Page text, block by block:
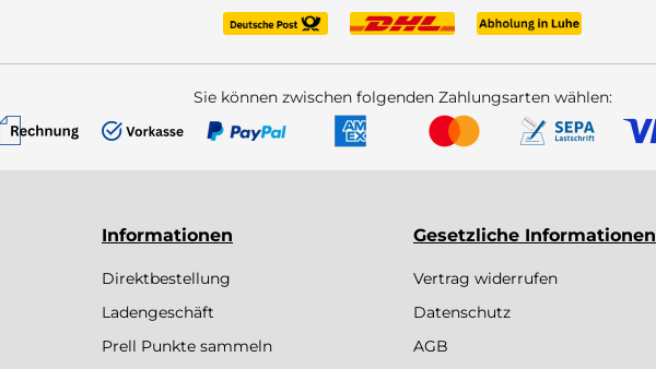
Sie können zwischen folgenden Zahlungsarten wählen:
Informationen
Direktbestellung
Ladengeschäft
Prell Punkte sammeln
Gesetzliche Informationen
Vertrag widerrufen
Datenschutz
AGB